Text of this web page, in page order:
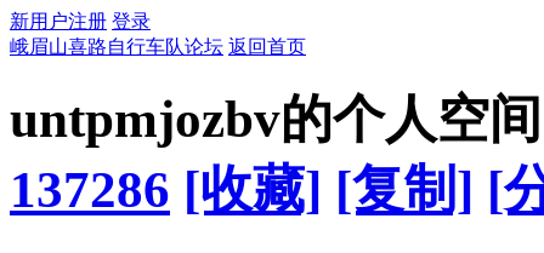
新用户注册 登录
峨眉山喜路自行车队论坛 返回首页
untpmjozbv的个人空间
137286 [收藏] [复制] [